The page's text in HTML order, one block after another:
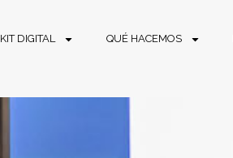
KIT DIGITAL QUÉ HACEMOS